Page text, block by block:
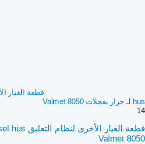
hus لـ جرار بعجلات Valmet 8050
14
Valmet 8050